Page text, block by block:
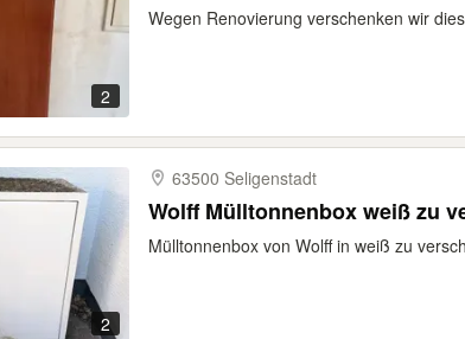
2
Wegen Renovierung verschenken wir
2
63500 Seligenstadt
Wolff Mülltonnenbox weiß zu
Mülltonnenbox von Wolff in weiß zu